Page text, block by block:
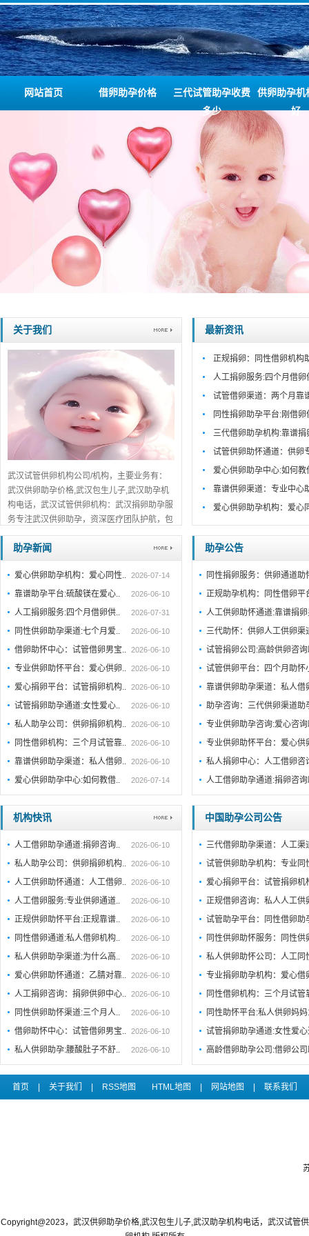
网站首页 借卵助孕价格
三代试管助孕收费
多少
供卵助孕机
好
关于我们
武汉试管供卵机构公司/机构，主要业务有：
武汉供卵助孕价格,武汉包生儿子,武汉助孕机
构电话，武汉试管供卵机构：武汉捐卵助孕服
务专注武汉供卵助孕，资深医疗团队护航，包
生男孩/包生儿子全程服务，正规靠谱，在线
预约咨询！...
最新资讯
正规捐卵：同性借卵机构
人工捐卵服务:四个月借
试管借卵渠道：两个月靠
同性捐卵助孕平台:刚借
三代借卵助孕机构:靠谱
试管供卵助怀通道：供卵
爱心供卵助孕中心:如何
靠谱供卵渠道：专业中心
爱心供卵助孕机构：爱心
助孕新闻
爱心供卵助孕机构：爱心同性.. 2026-07-14
靠谱助孕平台:硫酸镁在爱心.. 2026-06-10
人工捐卵服务:四个月借卵供.. 2026-07-31
同性供卵助孕渠道:七个月爱.. 2026-06-10
借卵助怀中心：试管借卵男宝.. 2026-06-10
专业供卵助怀平台：爱心供卵.. 2026-06-10
爱心捐卵平台：试管捐卵机构.. 2026-06-10
试管捐卵助孕通道:女性爱心.. 2026-06-10
私人助孕公司：供卵捐卵机构.. 2026-06-10
同性借卵机构：三个月试管靠.. 2026-06-10
靠谱供卵助孕渠道：私人借卵.. 2026-06-10
爱心供卵助孕中心:如何教借.. 2026-07-14
助孕公告
同性捐卵服务：供卵通道
正规助孕机构：同性借卵平
人工供卵助怀通道:靠谱捐
三代助怀：供卵人工供卵
试管捐卵公司:高龄供卵咨
试管供卵平台：四个月助怀
靠谱供卵助孕渠道：私人
助孕咨询：三代供卵渠道助
专业供卵助孕咨询:爱心咨
专业供卵助怀平台：爱心
私人捐卵中心：人工借卵
人工借卵助孕通道:捐卵咨
机构快讯
人工借卵助孕通道:捐卵咨询.. 2026-06-10
私人助孕公司：供卵捐卵机构.. 2026-06-10
人工供卵助怀通道：人工借卵.. 2026-06-10
人工借卵服务:专业供卵通道.. 2026-06-10
正规供卵助怀平台:正规靠谱.. 2026-06-10
同性借卵通道:私人借卵机构.. 2026-06-10
私人供卵助孕渠道:为什么高.. 2026-06-10
爱心供卵助怀通道：乙腈对靠.. 2026-06-10
人工捐卵咨询：捐卵供卵中心.. 2026-06-10
同性供卵助怀渠道:三个月人.. 2026-06-10
借卵助怀中心：试管借卵男宝.. 2026-06-10
私人供卵助孕:腰酸肚子不舒.. 2026-06-10
中国助孕公司公告
三代借卵助孕渠道：人工
试管供卵助孕机构：专业
爱心捐卵平台：试管捐卵
正规借卵咨询：私人人工
试管助孕平台：同性借卵
同性供卵助怀服务：同性
私人供卵助怀公司：人工
专业捐卵助孕机构：爱心
同性借卵机构：三个月试
同性助怀平台:私人供卵妈
试管捐卵助孕通道:女性爱
高龄借卵助孕公司:借卵公
首页 关于我们 RSS地图 HTML地图 网站地图 联系我们
Copyright@2023，武汉供卵助孕价格,武汉包生儿子,武汉助孕机构电话，武汉试管供